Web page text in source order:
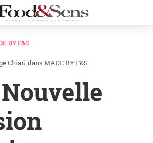
BY F&S
Chiari dans MADE BY F&S